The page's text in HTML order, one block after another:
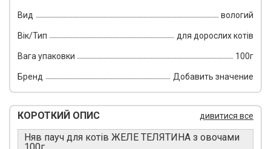
Вид вологий
Вік/Тип для дорослих котів
Вага упаковки 100г
Бренд Добавить значение
КОРОТКИЙ ОПИС дивитися все
Няв пауч для котів ЖЕЛЕ ТЕЛЯТИНА з овочами